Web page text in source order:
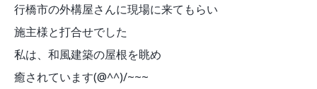
行橋市の外構屋さんに現場に来てもらい
施主様と打合せでした
私は、和風建築の屋根を眺め
癒されています(@^^)/~~~